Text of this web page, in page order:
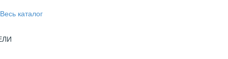
Весь каталог